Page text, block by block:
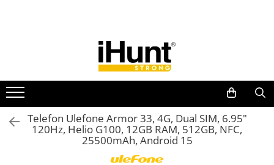
TELEFOANE & TABLETE IHUNT
Telefoane iHunt
Smartphone
Telefoane Rezistente
Telefoane Butoane
Telefon Ulefone Armor 33, 4G, Dual SIM, 6.95"
120Hz, Helio G100, 12GB RAM, 512GB, NFC,
25500mAh, Android 15